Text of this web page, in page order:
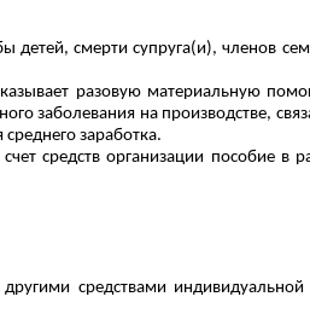
детей, смерти супруга(и), членов
разовую материальную
заболевания на производстве,
заработка.
средств организации пособие в
средствами